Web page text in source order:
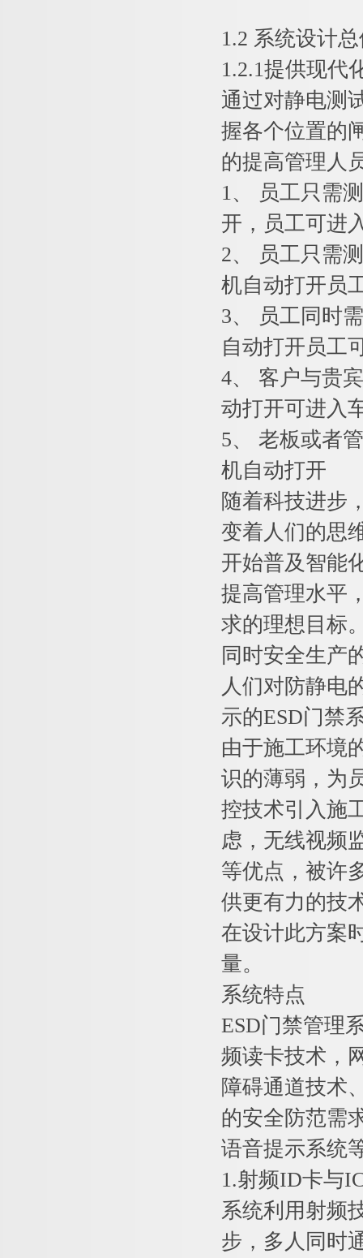
1.2 系统设计
1.2.1提供现代
通过对静电测
握各个位置的
的提高管理人
1、 员工只需
开，员工可进
2、 员工只需
机自动打开员
3、 员工同时
自动打开员工
4、 客户与贵
动打开可进入
5、 老板或者
机自动打开
随着科技进步
变着人们的思
开始普及智能
提高管理水平
求的理想目标
同时安全生产
人们对防静电
示的ESD门禁
由于施工环境
识的薄弱，为
控技术引入施
虑，无线视频
等优点，被许
供更有力的技
在设计此方案
量。
系统特点
ESD门禁管理
频读卡技术，
障碍通道技术
的安全防范需
语音提示系统
1.射频ID卡与
系统利用射频
步，多人同时